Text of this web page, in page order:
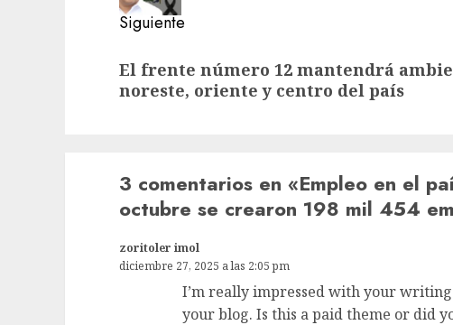
Siguiente
entrada:
El frente número 12 mantendrá
noreste, oriente y centro del país
3 comentarios en «Empleo en el
octubre se crearon 198 mil 454
zoritoler imol
diciembre 27, 2025 a las 2:05 pm
I’m really impressed with your
your blog. Is this a paid theme or did